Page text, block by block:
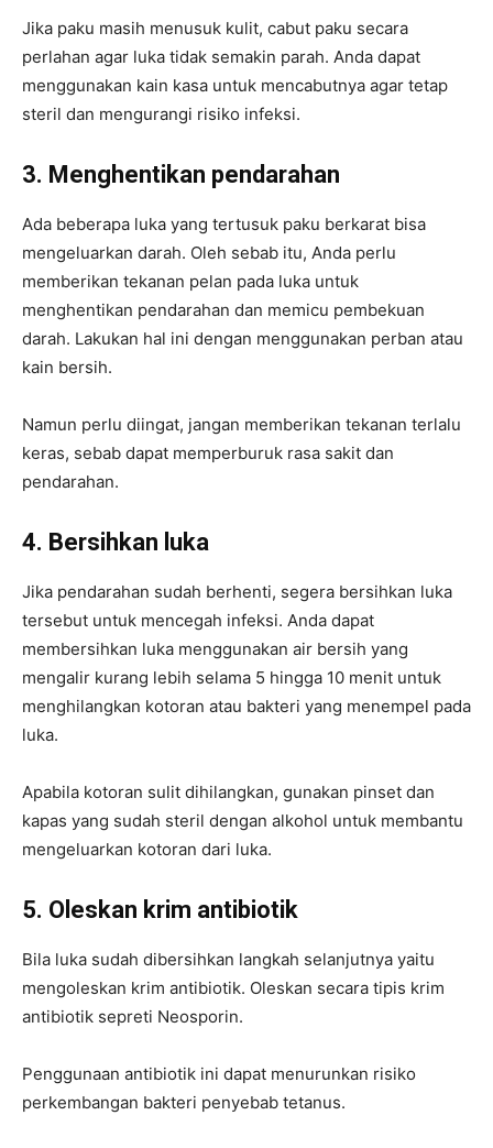
Jika paku masih menusuk kulit, cabut paku secara
perlahan agar luka tidak semakin parah. Anda dapat
menggunakan kain kasa untuk mencabutnya agar tetap
steril dan mengurangi risiko infeksi.
3. Menghentikan pendarahan
Ada beberapa luka yang tertusuk paku berkarat bisa
mengeluarkan darah. Oleh sebab itu, Anda perlu
memberikan tekanan pelan pada luka untuk
menghentikan pendarahan dan memicu pembekuan
darah. Lakukan hal ini dengan menggunakan perban atau
kain bersih.
Namun perlu diingat, jangan memberikan tekanan terlalu
keras, sebab dapat memperburuk rasa sakit dan
pendarahan.
4. Bersihkan luka
Jika pendarahan sudah berhenti, segera bersihkan luka
tersebut untuk mencegah infeksi. Anda dapat
membersihkan luka menggunakan air bersih yang
mengalir kurang lebih selama 5 hingga 10 menit untuk
menghilangkan kotoran atau bakteri yang menempel pada
luka.
Apabila kotoran sulit dihilangkan, gunakan pinset dan
kapas yang sudah steril dengan alkohol untuk membantu
mengeluarkan kotoran dari luka.
5. Oleskan krim antibiotik
Bila luka sudah dibersihkan langkah selanjutnya yaitu
mengoleskan krim antibiotik. Oleskan secara tipis krim
antibiotik sepreti Neosporin.
Penggunaan antibiotik ini dapat menurunkan risiko
perkembangan bakteri penyebab tetanus.